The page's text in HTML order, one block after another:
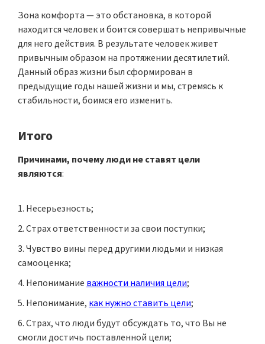
Зона комфорта — это обстановка, в которой
находится человек и боится совершать непривычные
для него действия. В результате человек живет
привычным образом на протяжении десятилетий.
Данный образ жизни был сформирован в
предыдущие годы нашей жизни и мы, стремясь к
стабильности, боимся его изменить.
Итого
Причинами, почему люди не ставят цели
являются:
Несерьезность;
Страх ответственности за свои поступки;
Чувство вины перед другими людьми и низкая
самооценка;
Непонимание важности наличия цели;
Непонимание, как нужно ставить цели;
Страх, что люди будут обсуждать то, что Вы не
смогли достичь поставленной цели;